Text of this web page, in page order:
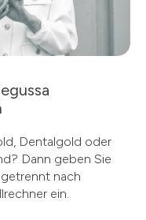
Dentalgold oder
Dann geben Sie
nach
ein.